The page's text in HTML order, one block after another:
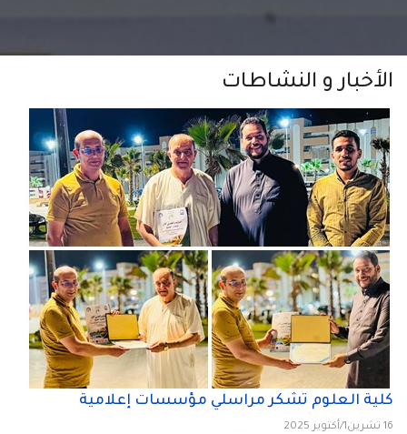
الأخبار و النشاطات
كلية العلوم تشكر مراسلي مؤسسات إعلامية
16 تشرين1/أكتوير 2025